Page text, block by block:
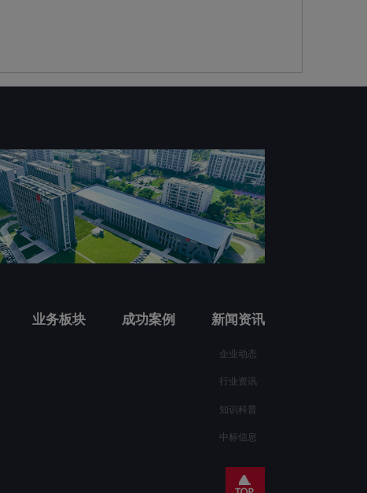
业务板块 成功案例 新闻资讯
企业动态
行业资讯
知识科普
中标信息